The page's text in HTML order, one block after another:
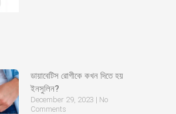
ডায়াবেটিস রোগীকে কখন দিতে হয়
ইনসুলিন?
December 29, 2023
No
Comments